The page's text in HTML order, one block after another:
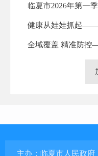
主办：临夏市人民政府